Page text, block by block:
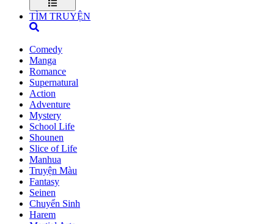
TÌM TRUYỆN
Comedy
Manga
Romance
Supernatural
Action
Adventure
Mystery
School Life
Shounen
Slice of Life
Manhua
Truyện Màu
Fantasy
Seinen
Chuyển Sinh
Harem